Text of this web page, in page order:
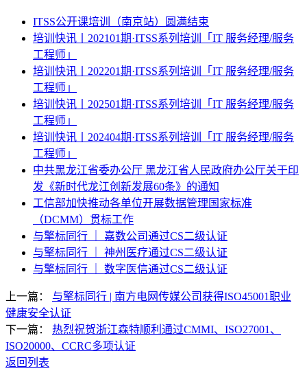
ITSS公开课培训（南京站）圆满结束
培训快讯丨202101期·ITSS系列培训「IT 服务经理/服务
工程师」
培训快讯丨202201期·ITSS系列培训「IT 服务经理/服务
工程师」
培训快讯丨202501期·ITSS系列培训「IT 服务经理/服务
工程师」
培训快讯丨202404期·ITSS系列培训「IT 服务经理/服务
工程师」
中共黑龙江省委办公厅 黑龙江省人民政府办公厅关于印
发《新时代龙江创新发展60条》的通知
工信部加快推动各单位开展数据管理国家标准
（DCMM）贯标工作
与擎标同行 ｜ 嘉数公司通过CS二级认证
与擎标同行 ｜ 神州医疗通过CS二级认证
与擎标同行 ｜ 数字医信通过CS二级认证
上一篇： 与擎标同行 | 南方电网传媒公司获得ISO45001职业
健康安全认证
下一篇： 热烈祝贺浙江森特顺利通过CMMI、ISO27001、
ISO20000、CCRC多项认证
返回列表